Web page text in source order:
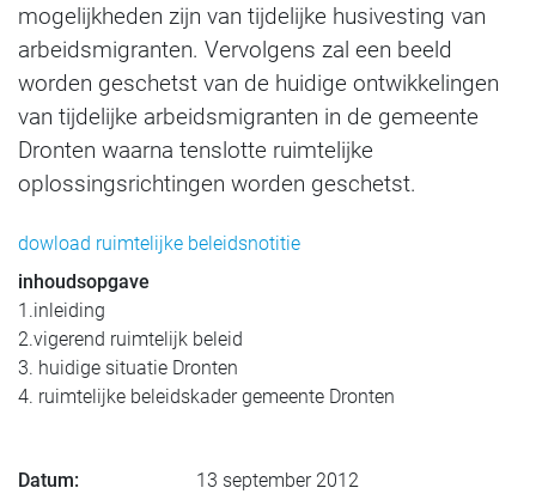
mogelijkheden zijn van tijdelijke husivesting van
arbeidsmigranten. Vervolgens zal een beeld
worden geschetst van de huidige ontwikkelingen
van tijdelijke arbeidsmigranten in de gemeente
Dronten waarna tenslotte ruimtelijke
oplossingsrichtingen worden geschetst.
dowload ruimtelijke beleidsnotitie
inhoudsopgave
1.inleiding
2.vigerend ruimtelijk beleid
3. huidige situatie Dronten
4. ruimtelijke beleidskader gemeente Dronten
Datum:
13 september 2012